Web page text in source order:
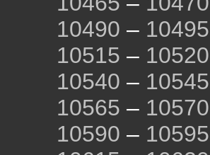
10490 – 10495
10515 – 10520
10540 – 10545
10565 – 10570
10590 – 10595